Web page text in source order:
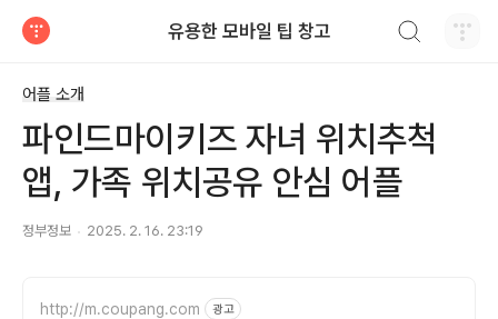
유용한 모바일 팁 창고
어플 소개
파인드마이키즈 자녀 위치추척
앱, 가족 위치공유 안심 어플
정부정보 2025. 2. 16. 23:19
http://m.coupang.com 광고